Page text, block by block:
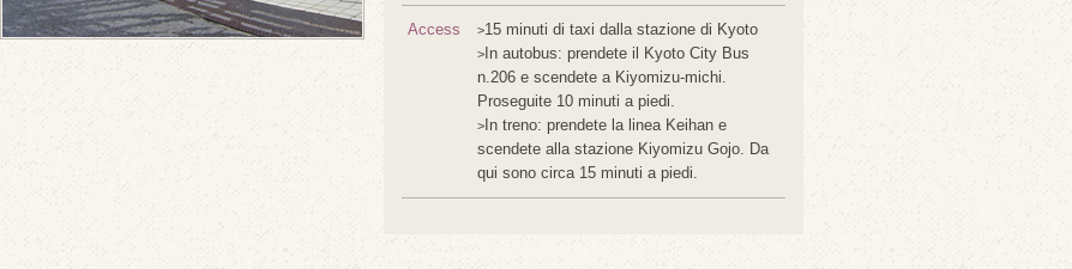
Access >15 minuti di taxi dalla stazione di Kyoto
>In autobus: prendete il Kyoto City Bus
n.206 e scendete a Kiyomizu-michi.
Proseguite 10 minuti a piedi.
>In treno: prendete la linea Keihan e
scendete alla stazione Kiyomizu Gojo. Da
qui sono circa 15 minuti a piedi.